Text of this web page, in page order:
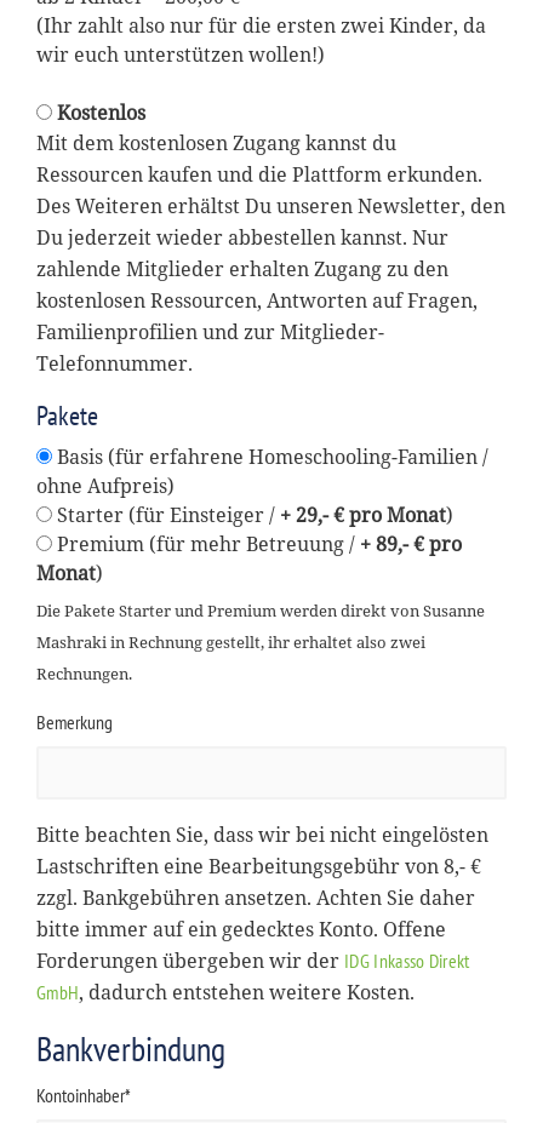
(Ihr zahlt also nur für die ersten zwei Kinder, da
wir euch unterstützen wollen!)
Kostenlos
Mit dem kostenlosen Zugang kannst du
Ressourcen kaufen und die Plattform erkunden.
Des Weiteren erhältst Du unseren Newsletter, den
Du jederzeit wieder abbestellen kannst. Nur
zahlende Mitglieder erhalten Zugang zu den
kostenlosen Ressourcen, Antworten auf Fragen,
Familienprofilien und zur Mitglieder-
Telefonnummer.
Pakete
Basis (für erfahrene Homeschooling-Familien /
ohne Aufpreis)
Starter (für Einsteiger / + 29,- € pro Monat)
Premium (für mehr Betreuung / + 89,- € pro
Monat)
Die Pakete Starter und Premium werden direkt von Susanne
Mashraki in Rechnung gestellt, ihr erhaltet also zwei
Rechnungen.
Bemerkung
Bitte beachten Sie, dass wir bei nicht eingelösten
Lastschriften eine Bearbeitungsgebühr von 8,- €
zzgl. Bankgebühren ansetzen. Achten Sie daher
bitte immer auf ein gedecktes Konto. Offene
Forderungen übergeben wir der IDG Inkasso Direkt
GmbH, dadurch entstehen weitere Kosten.
Bankverbindung
Kontoinhaber*